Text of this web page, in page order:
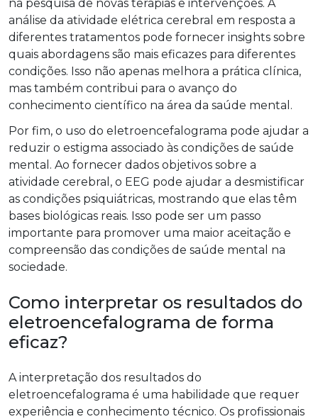
na pesquisa de novas terapias e intervenções. A
análise da atividade elétrica cerebral em resposta a
diferentes tratamentos pode fornecer insights sobre
quais abordagens são mais eficazes para diferentes
condições. Isso não apenas melhora a prática clínica,
mas também contribui para o avanço do
conhecimento científico na área da saúde mental.
Por fim, o uso do eletroencefalograma pode ajudar a
reduzir o estigma associado às condições de saúde
mental. Ao fornecer dados objetivos sobre a
atividade cerebral, o EEG pode ajudar a desmistificar
as condições psiquiátricas, mostrando que elas têm
bases biológicas reais. Isso pode ser um passo
importante para promover uma maior aceitação e
compreensão das condições de saúde mental na
sociedade.
Como interpretar os resultados do
eletroencefalograma de forma
eficaz?
A interpretação dos resultados do
eletroencefalograma é uma habilidade que requer
experiência e conhecimento técnico. Os profissionais